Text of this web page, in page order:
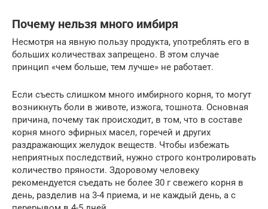
Почему нельзя много имбиря
Несмотря на явную пользу продукта, употреблять его в
больших количествах запрещено. В этом случае
принцип «чем больше, тем лучше» не работает.
Если съесть слишком много имбирного корня, то могут
возникнуть боли в животе, изжога, тошнота. Основная
причина, почему так происходит, в том, что в составе
корня много эфирных масел, горечей и других
раздражающих желудок веществ. Чтобы избежать
неприятных последствий, нужно строго контролировать
количество пряности. Здоровому человеку
рекомендуется съедать не более 30 г свежего корня в
день, разделив на 3-4 приема, и не каждый день, а с